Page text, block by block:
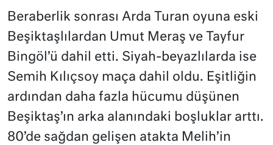
Beraberlik sonrası Arda Turan oyuna eski
Beşiktaşlılardan Umut Meraş ve Tayfur
Bingöl’ü dahil etti. Siyah-beyazlılarda ise
Semih Kılıçsoy maça dahil oldu. Eşitliğin
ardından daha fazla hücumu düşünen
Beşiktaş’ın arka alanındaki boşluklar arttı.
80’de sağdan gelişen atakta Melih’in